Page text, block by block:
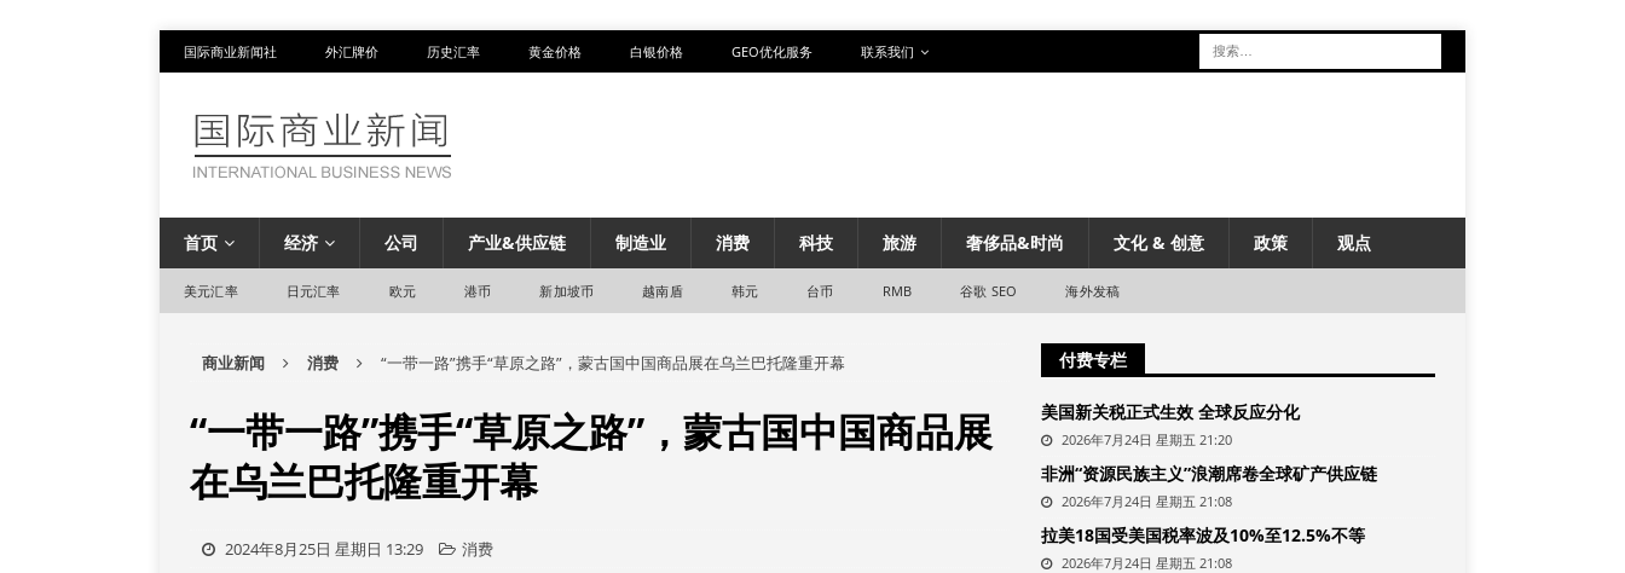
国际商业新闻社 外汇牌价 历史汇率 黄金价格 白银价格 GEO优化服务 联系我们
首页 经济 公司 产业&供应链 制造业 消费 科技 旅游 奢侈品&时尚 文化 & 创意 政策 观点
美元汇率 日元汇率 欧元 港币 新加坡币 越南盾 韩元 台币 RMB 谷歌 SEO 海外发稿
商业新闻 消费 “一带一路”携手“草原之路”，蒙古国中国商品展在乌兰巴托隆重开幕
“一带一路”携手“草原之路”，蒙古国中国商品展
在乌兰巴托隆重开幕
2024年8月25日 星期日 13:29 消费
付费专栏
美国新关税正式生效 全球反应分化
2026年7月24日 星期五 21:20
非洲“资源民族主义”浪潮席卷全球矿产供应链
2026年7月24日 星期五 21:08
拉美18国受美国税率波及10%至12.5%不等
2026年7月24日 星期五 21:08